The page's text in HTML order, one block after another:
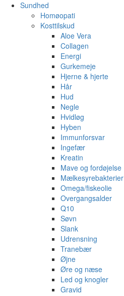
Sundhed
Homøopati
Kosttilskud
Aloe Vera
Collagen
Energi
Gurkemeje
Hjerne & hjerte
Hår
Hud
Negle
Hvidløg
Hyben
Immunforsvar
Ingefær
Kreatin
Mave og fordøjelse
Mælkesyrebakterier
Omega/fiskeolie
Overgangsalder
Q10
Søvn
Slank
Udrensning
Tranebær
Øjne
Øre og næse
Led og knogler
Gravid